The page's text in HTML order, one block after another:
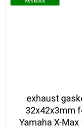
exhaust
32x42x3mm
Yamaha X-Max